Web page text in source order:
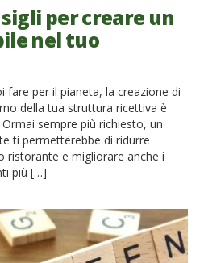
per creare un
nel tuo
fare per il pianeta, la creazione di
della tua struttura ricettiva è
sempre più richiesto, un
ti permetterebbe di ridurre
ristorante e migliorare anche i
più […]